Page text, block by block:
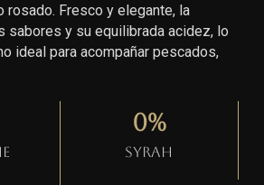
rosado. Fresco y elegante, la
sabores y su equilibrada acidez, lo
ideal para acompañar pescados,
Syrah
0%